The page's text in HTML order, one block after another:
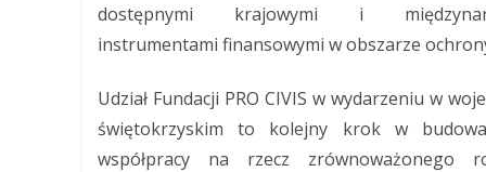
dostępnymi krajowymi i
instrumentami finansowymi w obszarze
Udział Fundacji PRO CIVIS w wydarzeniu w
świętokrzyskim to kolejny krok w
współpracy na rzecz zrównoważonego